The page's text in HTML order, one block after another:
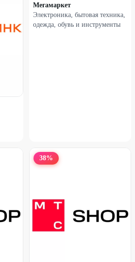
Мегамаркет
Электроника, бытовая техника,
одежда, обувь и инструменты
38%